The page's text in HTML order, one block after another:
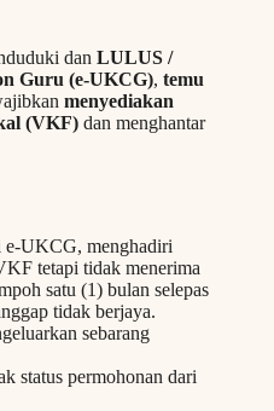
dan LULUS /
Guru (e-UKCG), temu
menyediakan
(VKF) dan menghantar
e-UKCG, menghadiri
tetapi tidak menerima
satu (1) bulan selepas
tidak berjaya.
sebarang
status permohonan dari